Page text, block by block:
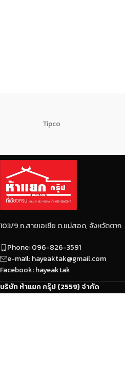
Tipco
103/9 ถ.สายเอเซีย ต.แม่สอด, จังหวัดตาก
Phone: 096-826-3591
e-mail: hayeaktak@gmail.com
Facebook: hayeaktak
บริษัท ห้าแยก กรุ๊ป (2559) จำกัด